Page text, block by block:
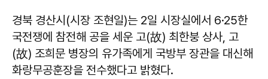
경북 경산시(시장 조현일)는 2일 시장실에서 6·25한
국전쟁에 참전해 공을 세운 고(故) 최한붕 상사, 고
(故) 조희문 병장의 유가족에게 국방부 장관을 대신해
화랑무공훈장을 전수했다고 밝혔다.